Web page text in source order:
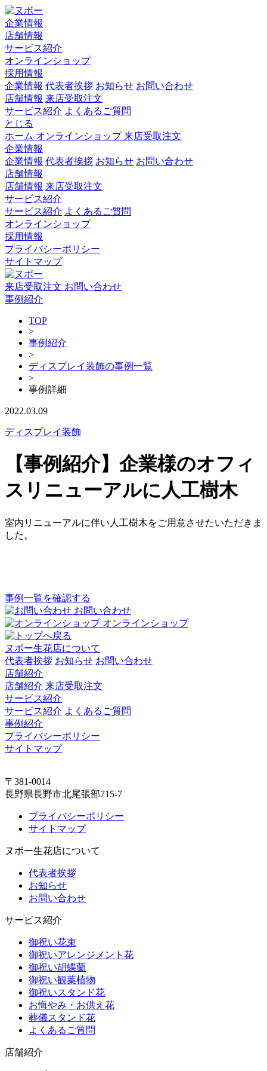
企業情報
店舗情報
サービス紹介
オンラインショップ
採用情報
企業情報 代表者挨拶 お知らせ お問い合わせ
店舗情報 来店受取注文
サービス紹介 よくあるご質問
とじる
ホーム オンラインショップ来店受取注文
企業情報
企業情報 代表者挨拶 お知らせ お問い合わせ
店舗情報
店舗情報 来店受取注文
サービス紹介
サービス紹介 よくあるご質問
オンラインショップ
採用情報
プライバシーポリシー
サイトマップ
来店受取注文 お問い合わせ
事例紹介
TOP
>
事例紹介
>
ディスプレイ装飾の事例一覧
>
事例詳細
2022.03.09
ディスプレイ装飾
【事例紹介】企業様のオフィ
スリニューアルに人工樹木
室内リニューアルに伴い人工樹木をご用意させたいただきま
した。
事例一覧を確認する
お問い合わせ
オンラインショップ
ヌボー生花店について
代表者挨拶 お知らせ お問い合わせ
店舗紹介
店舗紹介 来店受取注文
サービス紹介
サービス紹介 よくあるご質問
事例紹介
プライバシーポリシー
サイトマップ
〒381-0014
長野県長野市北尾張部715-7
プライバシーポリシー
サイトマップ
ヌボー生花店について
代表者挨拶
お知らせ
お問い合わせ
サービス紹介
御祝い花束
御祝いアレンジメント花
御祝い胡蝶蘭
御祝い観葉植物
御祝いスタンド花
お悔やみ・お供え花
葬儀スタンド花
よくあるご質問
店舗紹介